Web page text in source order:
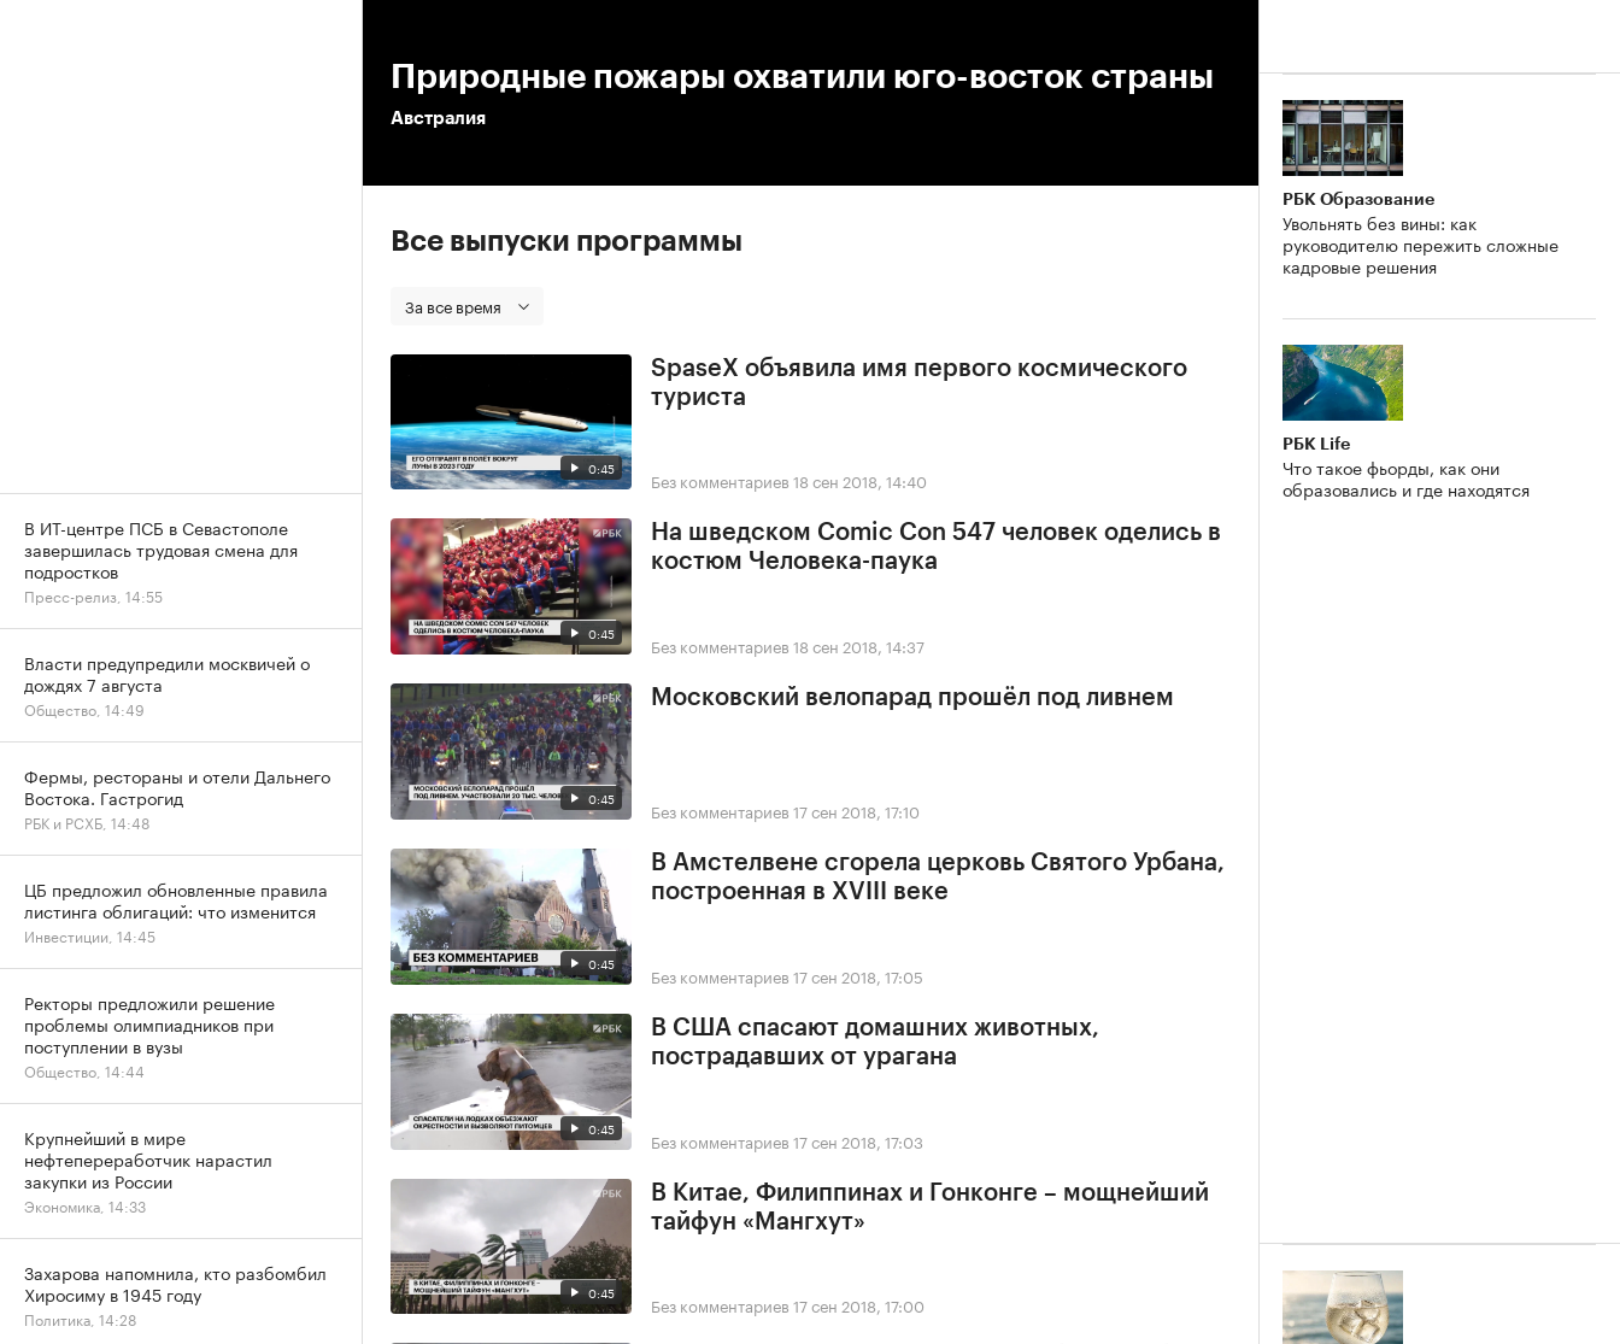
Природные пожары охватили юго-восток страны
Австралия
Все выпуски программы
За все время
0:45
SpaseX объявила имя первого космического
туриста
Без комментариев 18 сен 2018, 14:40
0:45
На шведском Comic Con 547 человек оделись в
костюм Человека-паука
Без комментариев 18 сен 2018, 14:37
0:45
Московский велопарад прошёл под ливнем
Без комментариев 17 сен 2018, 17:10
0:45
В Амстелвене сгорела церковь Святого Урбана,
построенная в XVIII веке
Без комментариев 17 сен 2018, 17:05
0:45
В США спасают домашних животных,
пострадавших от урагана
Без комментариев 17 сен 2018, 17:03
0:45
В Китае, Филиппинах и Гонконге – мощнейший
тайфун «Мангхут»
Без комментариев 17 сен 2018, 17:00
РБК Образование
Увольнять без вины: как
руководителю пережить сложные
кадровые решения
РБК Life
Что такое фьорды, как они
образовались и где находятся
В ИТ-центре ПСБ в Севастополе
завершилась трудовая смена для
подростков
Пресс-релиз, 14:55
Власти предупредили москвичей о
дождях 7 августа
Общество, 14:49
Фермы, рестораны и отели Дальнего
Востока. Гастрогид
РБК и РСХБ, 14:48
ЦБ предложил обновленные правила
листинга облигаций: что изменится
Инвестиции, 14:45
Ректоры предложили решение
проблемы олимпиадников при
поступлении в вузы
Общество, 14:44
Крупнейший в мире
нефтепереработчик нарастил
закупки из России
Экономика, 14:33
Захарова напомнила, кто разбомбил
Хиросиму в 1945 году
Политика, 14:28